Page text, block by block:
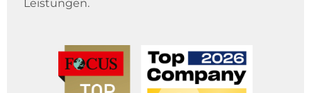
Leistungen.